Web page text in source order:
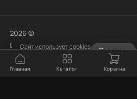
Главная Каталог Корзина
2026 ©
DigitalRazor LLC.
Все права
защищены.
Политика
Сайт использует cookies
Узнать подробнее
Принять